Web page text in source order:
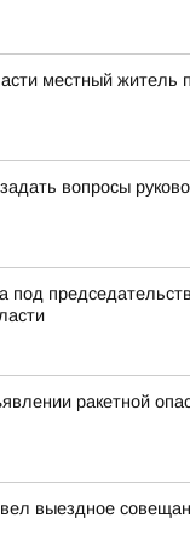
местный
вопросы
под
ракетной
выездное